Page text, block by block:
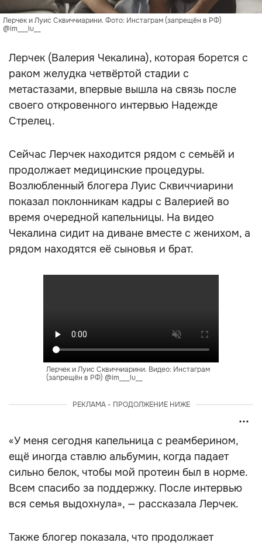
Лерчек и Луис Сквиччиарини. Фото: Инстаграм (запрещён в РФ)
@im___lu__
Лерчек (Валерия Чекалина), которая борется с
раком желудка четвёртой стадии с
метастазами, впервые вышла на связь после
своего откровенного интервью Надежде
Стрелец.
Сейчас Лерчек находится рядом с семьёй и
продолжает медицинские процедуры.
Возлюбленный блогера Луис Сквиччиарини
показал поклонникам кадры с Валерией во
время очередной капельницы. На видео
Чекалина сидит на диване вместе с женихом, а
рядом находятся её сыновья и брат.
Лерчек и Луис Сквиччиарини. Видео: Инстаграм
(запрещён в РФ) @im___lu__
РЕКЛАМА - ПРОДОЛЖЕНИЕ НИЖЕ
«У меня сегодня капельница с реамберином,
ещё иногда ставлю альбумин, когда падает
сильно белок, чтобы мой протеин был в норме.
Всем спасибо за поддержку. После интервью
вся семья выдохнула», — рассказала Лерчек.
Также блогер показала, что продолжает